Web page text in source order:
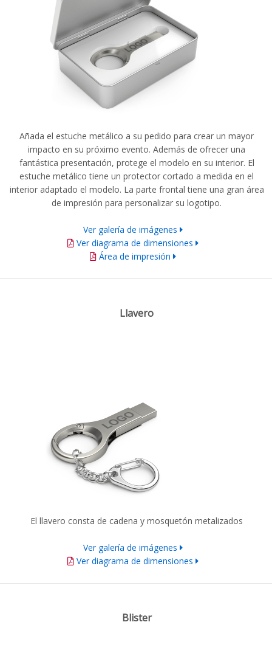
Añada el estuche metálico a su pedido para crear un mayor
impacto en su próximo evento. Además de ofrecer una
fantástica presentación, protege el modelo en su interior. El
estuche metálico tiene un protector cortado a medida en el
interior adaptado el modelo. La parte frontal tiene una gran área
de impresión para personalizar su logotipo.
Ver galería de imágenes
Ver diagrama de dimensiones
Área de impresión
Llavero
El llavero consta de cadena y mosquetón metalizados
Ver galería de imágenes
Ver diagrama de dimensiones
Blister